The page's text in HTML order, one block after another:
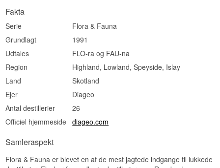
Fakta
Serie
Flora & Fauna
Grundlagt
1991
Udtales
FLO-ra og FAU-na
Region
Highland, Lowland, Speyside, Islay
Land
Skotland
Ejer
Diageo
Antal destillerier
26
Officiel hjemmeside
diageo.com
Samleraspekt
Flora & Fauna er blevet en af de mest jagtede indgange til lukkede